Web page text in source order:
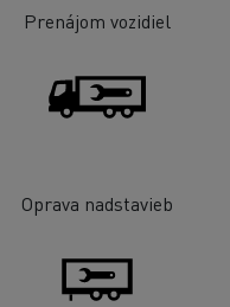
Prenájom vozidiel
Oprava nadstavieb